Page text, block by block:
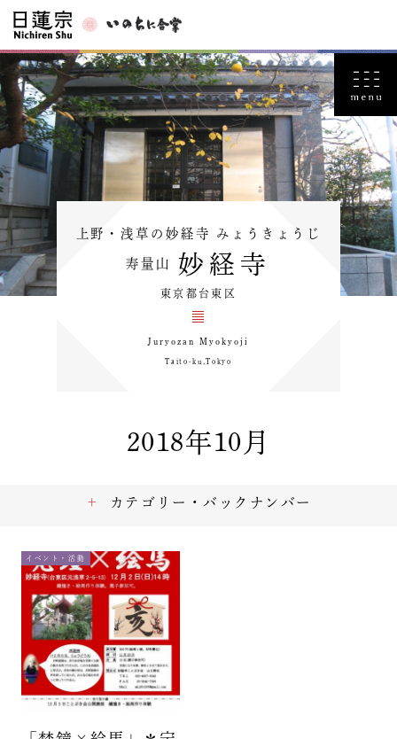
上野・浅草の妙経寺 みょうきょうじ
寿量山 妙経寺
東京都台東区
Juryozan Myokyoji
Taito-ku,Tokyo
2018年10月
イベント・活動
カテゴリー・バックナンバー